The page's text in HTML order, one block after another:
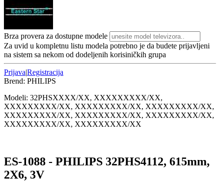
Brza provera za dostupne modele
Za uvid u kompletnu listu modela potrebno je da budete prijavljeni
na sistem sa nekom od dodeljenih korisiničkih grupa
Prijava|Registracija
Brend: PHILIPS
Modeli: 32PHSXXXX/XX, XXXXXXXXX/XX,
XXXXXXXXX/XX, XXXXXXXXX/XX, XXXXXXXXX/XX,
XXXXXXXXX/XX, XXXXXXXXX/XX, XXXXXXXXX/XX,
XXXXXXXXX/XX, XXXXXXXXX/XX
ES-1088 - PHILIPS 32PHS4112, 615mm,
2X6, 3V